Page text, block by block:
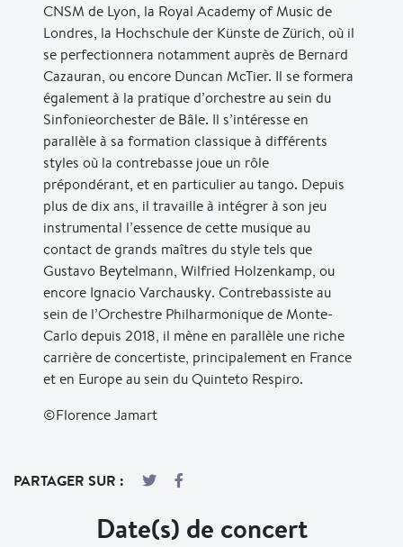
CNSM de Lyon, la Royal Academy of Music de
Londres, la Hochschule der Künste de Zürich, où il
se perfectionnera notamment auprès de Bernard
Cazauran, ou encore Duncan McTier. Il se formera
également à la pratique d’orchestre au sein du
Sinfonieorchester de Bâle. Il s’intéresse en
parallèle à sa formation classique à différents
styles où la contrebasse joue un rôle
prépondérant, et en particulier au tango. Depuis
plus de dix ans, il travaille à intégrer à son jeu
instrumental l’essence de cette musique au
contact de grands maîtres du style tels que
Gustavo Beytelmann, Wilfried Holzenkamp, ou
encore Ignacio Varchausky. Contrebassiste au
sein de l’Orchestre Philharmonique de Monte-
Carlo depuis 2018, il mène en parallèle une riche
carrière de concertiste, principalement en France
et en Europe au sein du Quinteto Respiro.
©Florence Jamart
PARTAGER SUR :
Date(s) de concert